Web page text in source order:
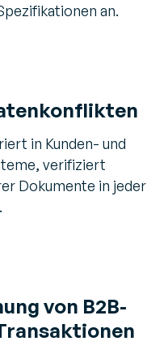
an.
in Kunden- und
verifiziert
Dokumente in jeder
von B2B-